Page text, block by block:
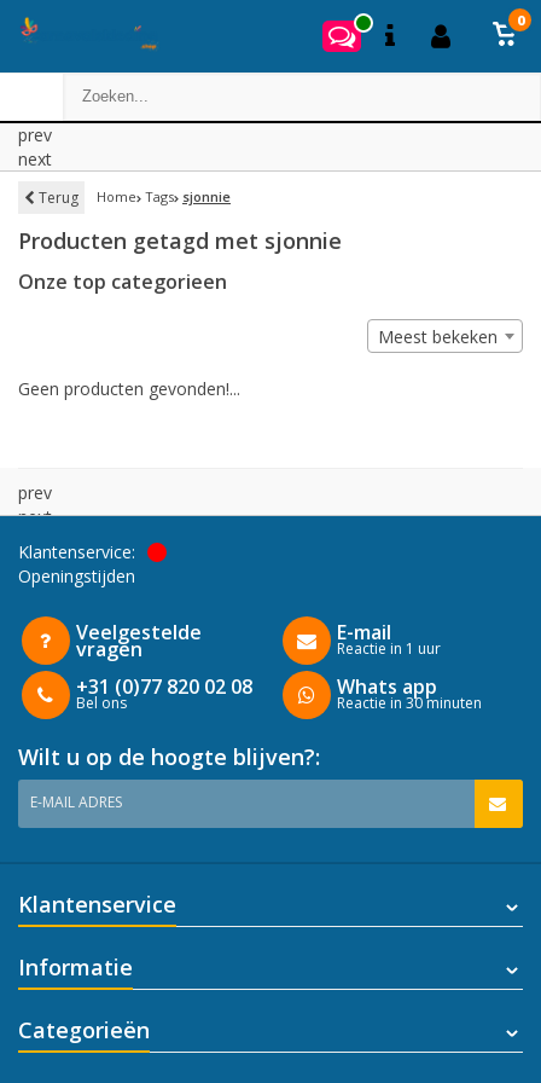
0
prev
next
Terug Home Tags sjonnie
Producten getagd met sjonnie
Onze top categorieen
Meest bekeken
Geen producten gevonden!...
prev
next
Klantenservice:
Openingstijden
Veelgestelde
vragen
+31 (0)77 820 02 08
Bel ons
E-mail
Reactie in 1 uur
Whats app
Reactie in 30 minuten
Wilt u op de hoogte blijven?:
E-MAIL ADRES
Klantenservice
Informatie
Categorieën